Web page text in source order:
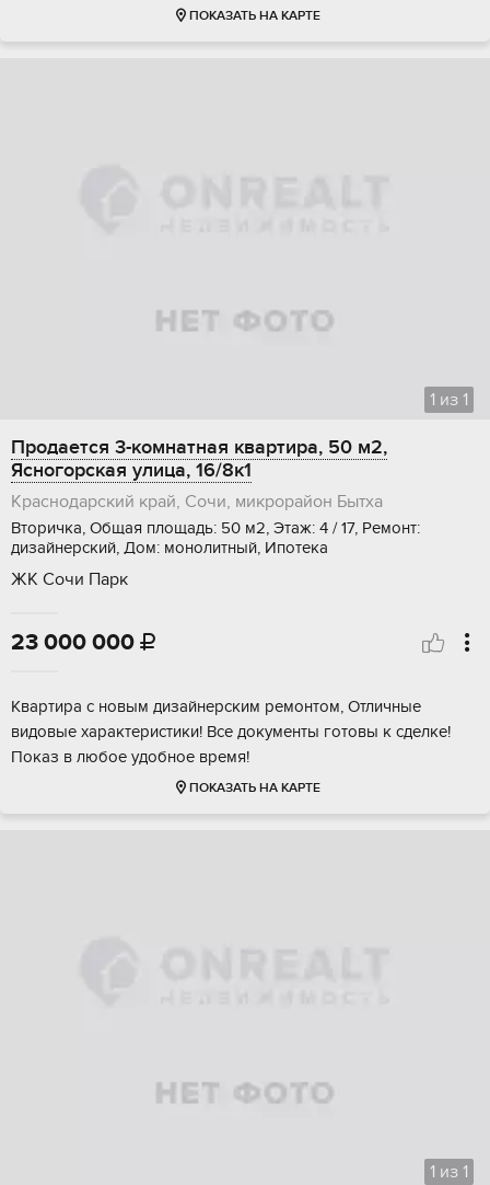
ПОКАЗАТЬ НА КАРТЕ
1 из 1
Продается 3-комнатная квартира, 50 м2,
Ясногорская улица, 16/8к1
Краснодарский край, Сочи, микрорайон Бытха
Вторичка, Общая площадь: 50 м2, Этаж: 4 / 17, Ремонт:
дизайнерский, Дом: монолитный, Ипотека
ЖК Сочи Парк
23 000 000 
Квартира с новым дизайнерским ремонтом, Отличные
видовые характеристики! Все документы готовы к сделке!
Показ в любое удобное время!
ПОКАЗАТЬ НА КАРТЕ
1 из 1